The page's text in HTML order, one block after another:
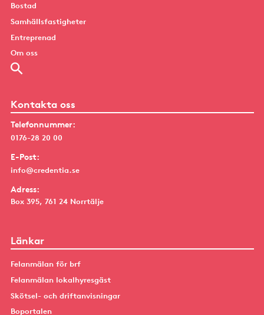
Bostad
Samhällsfastigheter
Entreprenad
Om oss
Kontakta oss
Telefonnummer:
0176-28 20 00
E-Post:
info@credentia.se
Adress:
Box 395, 761 24 Norrtälje
Länkar
Felanmälan för brf
Felanmälan lokalhyresgäst
Skötsel- och driftanvisningar
Boportalen